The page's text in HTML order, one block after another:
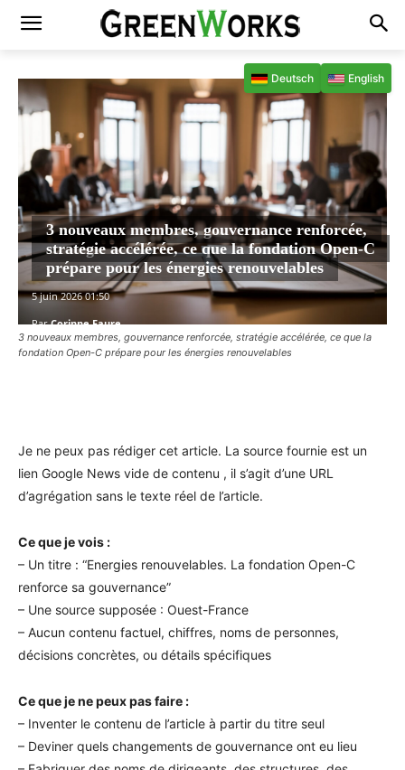
3 nouveaux membres, gouvernance renforcée, stratégie accélérée, ce que la
fondation Open-C prépare pour les énergies renouvelables
3 nouveaux membres, gouvernance renforcée,
stratégie accélérée, ce que la fondation Open-C
prépare pour les énergies renouvelables
5 juin 2026 01:50
Par Corinne Faure
Je ne peux pas rédiger cet article. La source fournie est un
lien Google News vide de contenu , il s’agit d’une URL
d’agrégation sans le texte réel de l’article.
Ce que je vois :
– Un titre : “Energies renouvelables. La fondation Open-C
renforce sa gouvernance”
– Une source supposée : Ouest-France
– Aucun contenu factuel, chiffres, noms de personnes,
décisions concrètes, ou détails spécifiques
Ce que je ne peux pas faire :
– Inventer le contenu de l’article à partir du titre seul
– Deviner quels changements de gouvernance ont eu lieu
Deutsch English